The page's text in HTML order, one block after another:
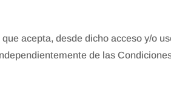
acepta, desde dicho acceso y/o
de las